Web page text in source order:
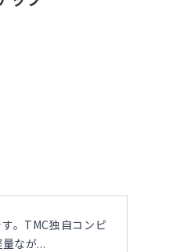
。TMC独自コンピ
なが...